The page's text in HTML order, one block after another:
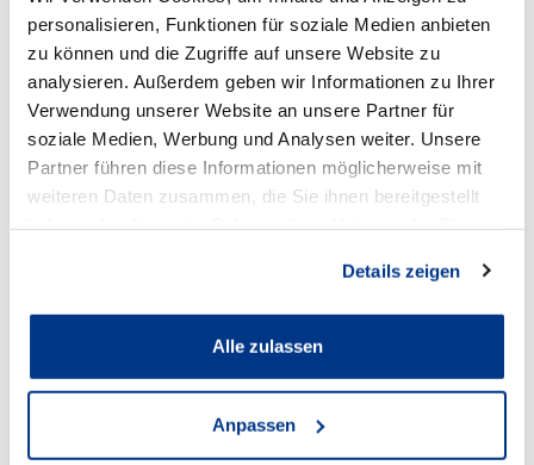
personalisieren, Funktionen für soziale Medien anbieten
zu können und die Zugriffe auf unsere Website zu
analysieren. Außerdem geben wir Informationen zu Ihrer
Verwendung unserer Website an unsere Partner für
soziale Medien, Werbung und Analysen weiter. Unsere
Partner führen diese Informationen möglicherweise mit
weiteren Daten zusammen, die Sie ihnen bereitgestellt
Details zeigen
Alle zulassen
Anpassen
Škoda Lünen
Öffnungszeiten Verkauf